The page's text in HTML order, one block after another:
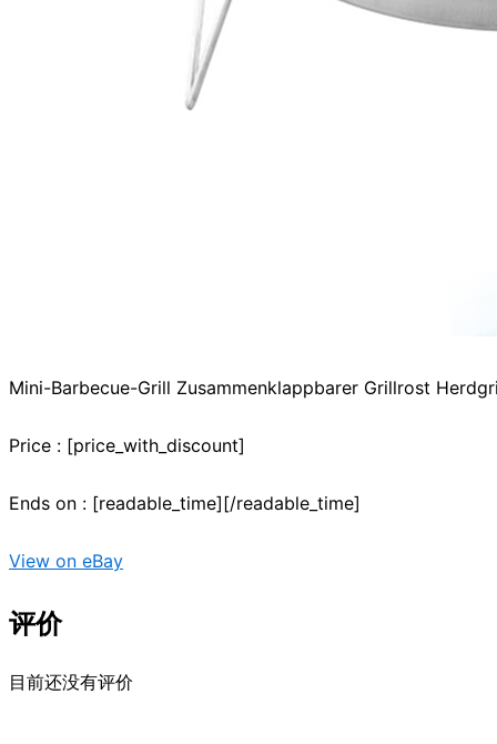
Mini-Barbecue-Grill Zusammenklappbarer Grillrost
Price : [price_with_discount]
Ends on : [readable_time][/readable_time]
View on eBay
评价
目前还没有评价